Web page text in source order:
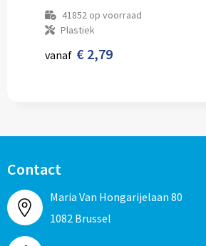
41852op voorraad
Plastiek
vanaf € 2,79
Contact
Maria Van Hongarijelaan 80
1082 Brussel